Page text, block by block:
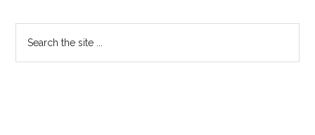
Primary
Sidebar
the